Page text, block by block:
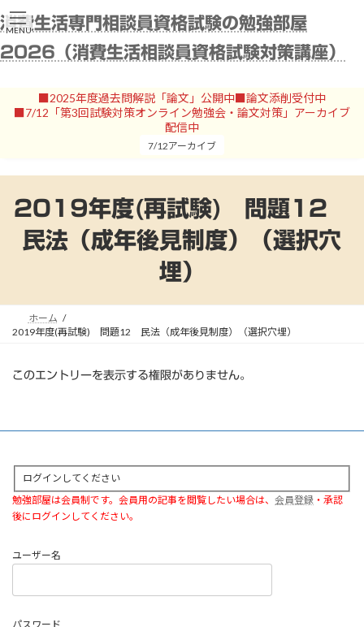
ン
ン
ビ
ー
消費生活専門相談員資格試験の勉強部屋
2026（消費生活相談員資格試験対策講座）
■2025年度過去問解説「論文」公開中■論文添削受付中
■7/12「第3回試験対策オンライン勉強会・論文対策」アーカイブ
配信中
7/12アーカイブ
2019年度(再試験) 問題12
民法（成年後見制度）（選択穴
埋）
ホーム
2019年度(再試験) 問題12 民法（成年後見制度）（選択穴埋）
このエントリーを表示する権限がありません。
ログインしてください
勉強部屋は会員制です。会員用の記事を閲覧したい場合は、 会員登録 ・承認
後にログインしてください。
ユーザー名
パスワード
MENU